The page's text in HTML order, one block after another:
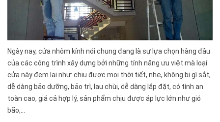
Ngày nay, cửa nhôm kính nói chung đang là sự lựa chọn hàng đầu
của các công trình xây dựng bởi những tính năng ưu việt mà loại
cửa này đem lại như: chịu được mọi thời tiết, nhẹ, không bị gì sắt,
dễ dàng bảo dưỡng, bảo trì, lau chùi, dễ dàng lắp đặt, có tính an
toàn cao, giá cả hợp lý, sản phẩm chịu được áp lực lớn như gió
bão,...